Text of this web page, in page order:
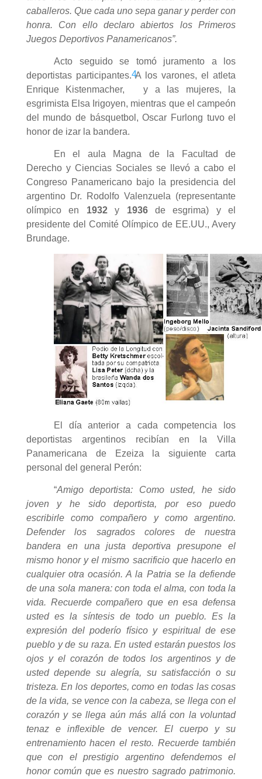
caballeros. Que cada uno sepa ganar y perder con
honra. Con ello declaro abiertos los Primeros
Juegos Deportivos Panamericanos”.
Acto seguido se tomó juramento a los
deportistas participantes. A los varones, el atleta
Enrique Kistenmacher,
4
y a las mujeres, la
esgrimista Elsa Irigoyen, mientras que el campeón
del mundo de básquetbol, Oscar Furlong tuvo el
honor de izar la bandera.
En el aula Magna de la Facultad de
Derecho y Ciencias Sociales se llevó a cabo el
Congreso Panamericano bajo la presidencia del
argentino Dr. Rodolfo Valenzuela (representante
olímpico en 1932y 1936de esgrima) y el
presidente del Comité Olímpico de EE.UU., Avery
Brundage.
El día anterior a cada competencia los
deportistas argentinos recibían en la Villa
Panamericana de Ezeiza la siguiente carta
personal del general Perón:
“Amigo deportista: Como usted, he sido
joven y he sido deportista, por eso puedo
escribirle como compañero y como argentino.
Defender los sagrados colores de nuestra
bandera en una justa deportiva presupone el
mismo honor y el mismo sacrificio que hacerlo en
cualquier otra ocasión. A la Patria se la defiende
de una sola manera: con toda el alma, con toda la
vida. Recuerde compañero que en esa defensa
usted es la síntesis de todo un pueblo. Es la
expresión del poderío físico y espiritual de ese
pueblo y de su raza. En usted estarán puestos los
ojos y el corazón de todos los argentinos y de
usted depende su alegría, su satisfacción o su
tristeza. En los deportes, como en todas las cosas
de la vida, se vence con la cabeza, se llega con el
corazón y se llega aún más allá con la voluntad
tenaz e inflexible de vencer. El cuerpo y su
entrenamiento hacen el resto. Recuerde también
que con el prestigio argentino defendemos el
honor común que es nuestro sagrado patrimonio.